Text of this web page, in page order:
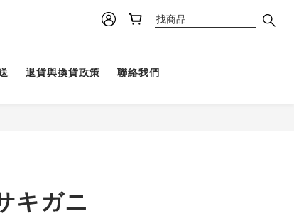
退貨與換貨政策 聯絡我們
キガニ